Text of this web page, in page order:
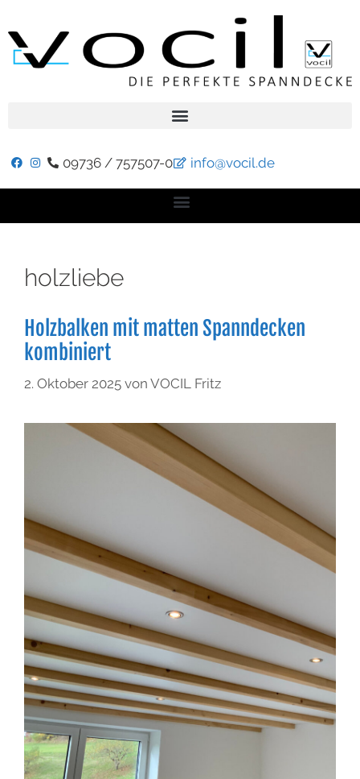
09736 / 757507-0 info@vocil.de
holzliebe
Holzbalken mit matten Spanndecken
kombiniert
2. Oktober 2025 von VOCIL Fritz